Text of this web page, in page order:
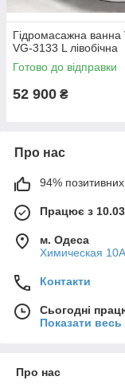
Гідромасажна ванна
VG-3133 L лівобічна
Готово до відправки
52 900 ₴
Про нас
94% позитивних
Працює з
м. Одеса
Химическая
Контакти
Сьогодні
Показати
Про нас